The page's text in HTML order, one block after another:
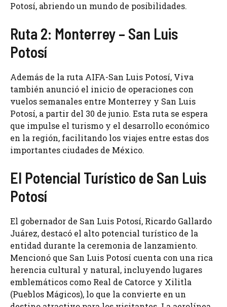
Potosí, abriendo un mundo de posibilidades.
Ruta 2: Monterrey – San Luis
Potosí
Además de la ruta AIFA-San Luis Potosí, Viva
también anunció el inicio de operaciones con
vuelos semanales entre Monterrey y San Luis
Potosí, a partir del 30 de junio. Esta ruta se espera
que impulse el turismo y el desarrollo económico
en la región, facilitando los viajes entre estas dos
importantes ciudades de México.
El Potencial Turístico de San Luis
Potosí
El gobernador de San Luis Potosí, Ricardo Gallardo
Juárez, destacó el alto potencial turístico de la
entidad durante la ceremonia de lanzamiento.
Mencionó que San Luis Potosí cuenta con una rica
herencia cultural y natural, incluyendo lugares
emblemáticos como Real de Catorce y Xilitla
(Pueblos Mágicos), lo que la convierte en un